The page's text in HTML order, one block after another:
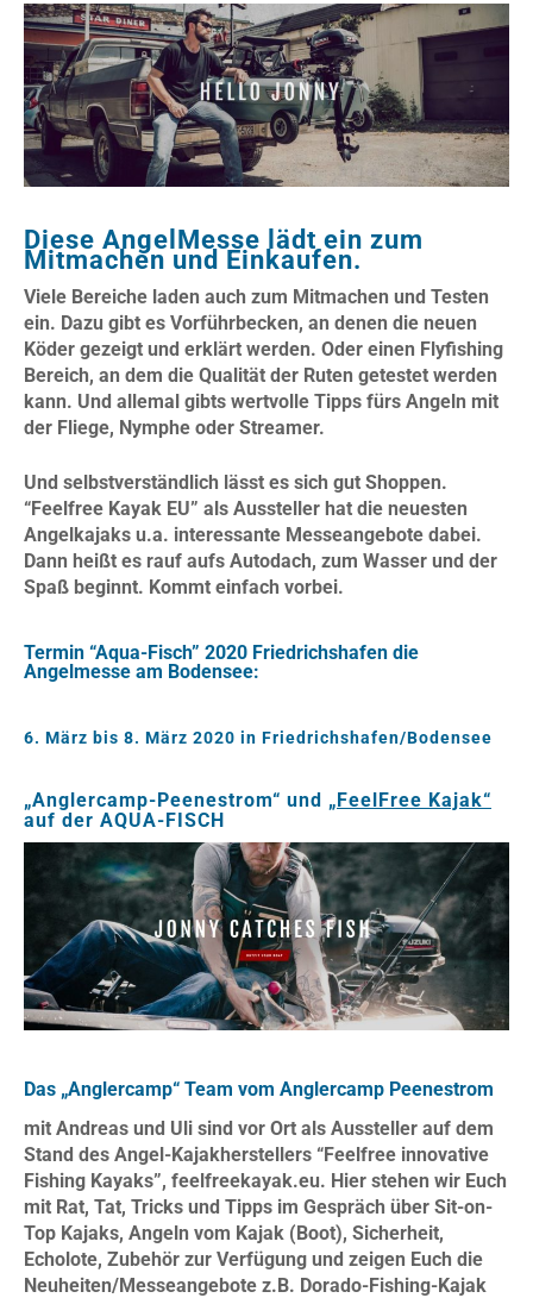
Diese AngelMesse lädt ein zum
Mitmachen und Einkaufen.
Viele Bereiche laden auch zum Mitmachen und Testen
ein. Dazu gibt es Vorführbecken, an denen die neuen
Köder gezeigt und erklärt werden. Oder einen Flyfishing
Bereich, an dem die Qualität der Ruten getestet werden
kann. Und allemal gibts wertvolle Tipps fürs Angeln mit
der Fliege, Nymphe oder Streamer.
Und selbstverständlich lässt es sich gut Shoppen.
“Feelfree Kayak EU” als Aussteller hat die neuesten
Angelkajaks u.a. interessante Messeangebote dabei.
Dann heißt es rauf aufs Autodach, zum Wasser und der
Spaß beginnt. Kommt einfach vorbei.
Termin “Aqua-Fisch” 2020 Friedrichshafen die
Angelmesse am Bodensee:
6. März bis 8. März 2020 in Friedrichshafen/Bodensee
„Anglercamp-Peenestrom“ und „FeelFree Kajak“
auf der AQUA-FISCH
Das „Anglercamp“ Team vom Anglercamp Peenestrom
mit Andreas und Uli sind vor Ort als Aussteller auf dem
Stand des Angel-Kajakherstellers “Feelfree innovative
Fishing Kayaks”, feelfreekayak.eu. Hier stehen wir Euch
mit Rat, Tat, Tricks und Tipps im Gespräch über Sit-on-
Top Kajaks, Angeln vom Kajak (Boot), Sicherheit,
Echolote, Zubehör zur Verfügung und zeigen Euch die
Neuheiten/Messeangebote z.B. Dorado-Fishing-Kajak